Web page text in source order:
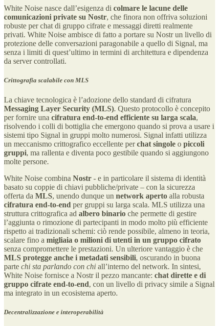
White Noise nasce dall’esigenza di colmare le lacune delle
comunicazioni private su Nostr, che finora non offriva soluzioni
robuste per chat di gruppo cifrate e messaggi diretti realmente
privati. White Noise ambisce di fatto a portare su Nostr un livello di
protezione delle conversazioni paragonabile a quello di Signal, ma
senza i limiti di quest’ultimo in termini di architettura e dipendenza
da server controllati.
Crittografia scalabile con MLS
La chiave tecnologica è l’adozione dello standard di cifratura
Messaging Layer Security (MLS). Questo protocollo è concepito
per fornire una cifratura end-to-end efficiente su larga scala,
risolvendo i colli di bottiglia che emergono quando si prova a usare i
sistemi tipo Signal in gruppi molto numerosi. Signal infatti utilizza
un meccanismo crittografico eccellente perchat singole o piccoli
gruppi, ma rallenta e diventa poco gestibile quando si aggiungono
molte persone.
White Noise combina Nostr - e in particolare il sistema di identità
basato su coppie di chiavi pubbliche/private – con la sicurezza
offerta da MLS, unendo dunque un network aperto alla robusta
cifratura end-to-end per gruppi su larga scala. MLS utilizza una
struttura crittografica ad albero binario che permette di gestire
l’aggiunta o rimozione di partecipanti in modo molto più efficiente
rispetto ai tradizionali schemi: ciò rende possibile, almeno in teoria,
scalare fino a migliaia o milioni di utenti in un gruppo cifrato
senza compromettere le prestazioni. Un ulteriore vantaggio è che
MLS protegge anche i metadati sensibili, oscurando in buona
parte chi sta parlando con chi all’interno del network. In sintesi,
White Noise fornisce a Nostr il pezzo mancante: chat dirette e di
gruppo cifrate end-to-end, con un livello di privacy simile a Signal
ma integrato in un ecosistema aperto.
Decentralizzazione e interoperabilità